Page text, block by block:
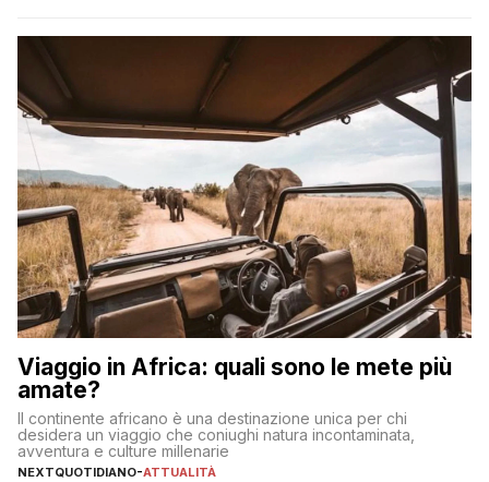
sul […]
Viaggio in Africa: quali sono le mete più
amate?
Il continente africano è una destinazione unica per chi
desidera un viaggio che coniughi natura incontaminata,
avventura e culture millenarie
NEXTQUOTIDIANO-ATTUALITÀ